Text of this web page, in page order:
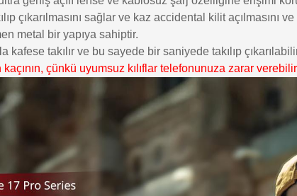
çıkarılmasını sağlar ve kaz accidental kilit açılmasını
metal bir yapıya sahiptir.
kafese takılır ve bu sayede bir saniyede takılıp
çünkü uyumsuz kılıflar telefonunuza zarar